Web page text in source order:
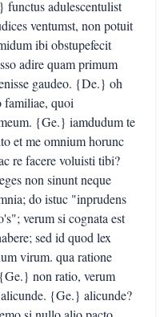
functus adulescentulist
ventumst, non potuit
ibi obstupefecit
adire quam primum
gaudeo. {De.} oh
familiae, quoi
{Ge.} iamdudum te
et me omnium horunc
re facere voluisti tibi?
non sinunt neque
do istuc "inprudens
verum si cognata est
sed id quod lex
virum. qua ratione
non ratio, verum
{Ge.} alicunde?